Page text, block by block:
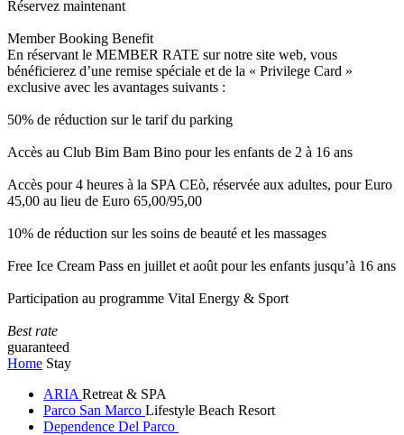
Réservez maintenant
Member Booking Benefit
En réservant le MEMBER RATE sur notre site web, vous
bénéficierez d’une remise spéciale et de la « Privilege Card »
exclusive avec les avantages suivants :
50% de réduction sur le tarif du parking
Accès au Club Bim Bam Bino pour les enfants de 2 à 16 ans
Accès pour 4 heures à la SPA CEò, réservée aux adultes, pour Euro
45,00 au lieu de Euro 65,00/95,00
10% de réduction sur les soins de beauté et les massages
Free Ice Cream Pass en juillet et août pour les enfants jusqu’à 16 ans
Participation au programme Vital Energy & Sport
Best rate
guaranteed
Home Stay
ARIA Retreat & SPA
Parco San Marco Lifestyle Beach Resort
Dependence Del Parco